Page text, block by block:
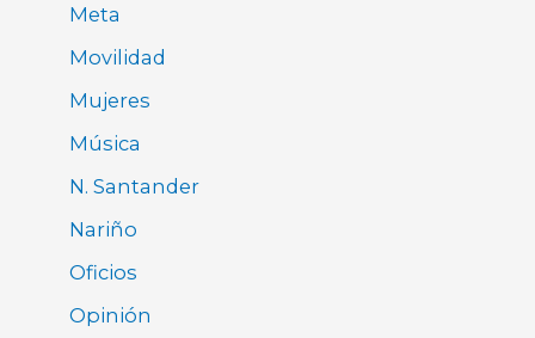
Meta
Movilidad
Mujeres
Música
N. Santander
Nariño
Oficios
Opinión